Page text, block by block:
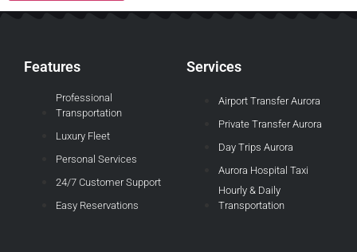
Features
Professional
Transportation
Luxury Fleet
Personal Services
24/7 Customer Support
Easy Reservations
Services
Airport Transfer Aurora
Private Transfer Aurora
Day Trips Aurora
Aurora Hospital Taxi
Hourly & Daily
Transportation